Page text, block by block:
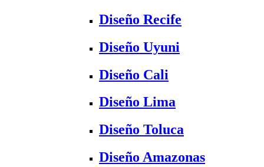
Diseño Recife
Diseño Uyuni
Diseño Cali
Diseño Lima
Diseño Toluca
Diseño Amazonas